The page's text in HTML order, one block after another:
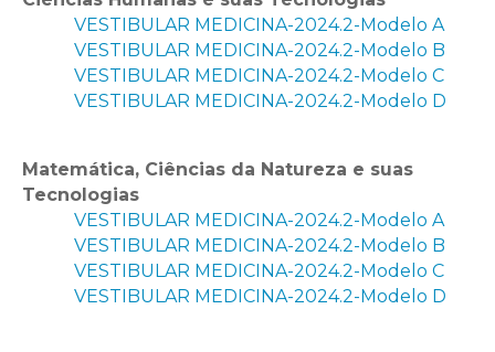
VESTIBULAR MEDICINA-2024.2-Modelo A
VESTIBULAR MEDICINA-2024.2-Modelo B
VESTIBULAR MEDICINA-2024.2-Modelo C
VESTIBULAR MEDICINA-2024.2-Modelo D
Matemática, Ciências da Natureza e suas
Tecnologias
VESTIBULAR MEDICINA-2024.2-Modelo A
VESTIBULAR MEDICINA-2024.2-Modelo B
VESTIBULAR MEDICINA-2024.2-Modelo C
VESTIBULAR MEDICINA-2024.2-Modelo D